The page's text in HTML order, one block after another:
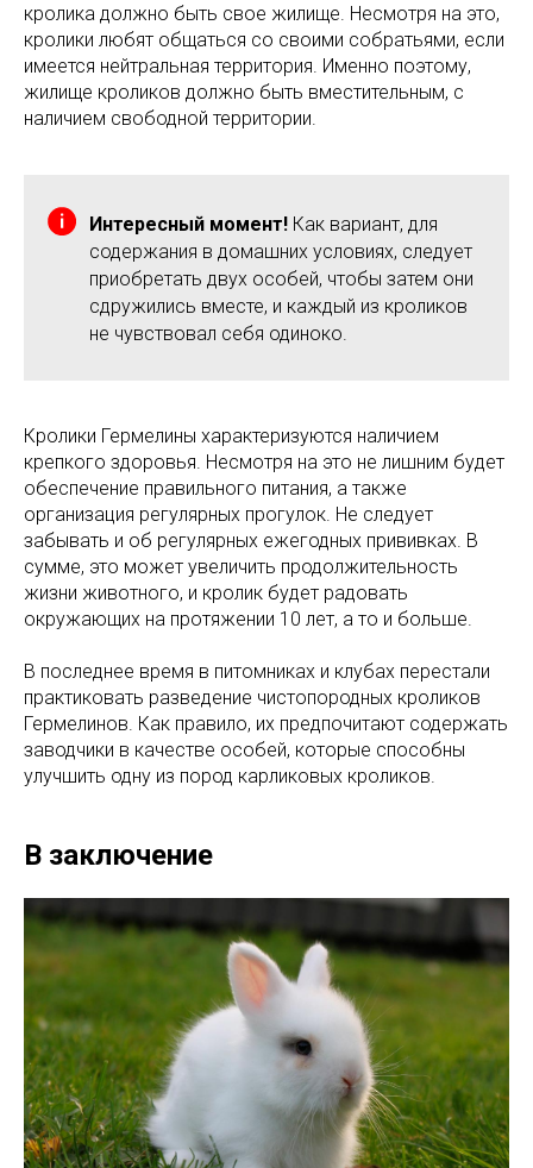
кролика должно быть свое жилище. Несмотря на это,
кролики любят общаться со своими собратьями, если
имеется нейтральная территория. Именно поэтому,
жилище кроликов должно быть вместительным, с
наличием свободной территории.
Интересный момент! Как вариант, для
содержания в домашних условиях, следует
приобретать двух особей, чтобы затем они
сдружились вместе, и каждый из кроликов
не чувствовал себя одиноко.
Кролики Гермелины характеризуются наличием
крепкого здоровья. Несмотря на это не лишним будет
обеспечение правильного питания, а также
организация регулярных прогулок. Не следует
забывать и об регулярных ежегодных прививках. В
сумме, это может увеличить продолжительность
жизни животного, и кролик будет радовать
окружающих на протяжении 10 лет, а то и больше.
В последнее время в питомниках и клубах перестали
практиковать разведение чистопородных кроликов
Гермелинов. Как правило, их предпочитают содержать
заводчики в качестве особей, которые способны
улучшить одну из пород карликовых кроликов.
В заключение